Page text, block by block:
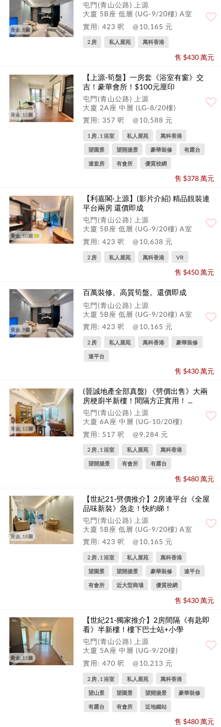
黃金, 8圖
屯門(青山公路) 上源
大廈 5B座 低層 (UG-9/20樓) A室
實用: 423 呎
@10,165 元
2 房 私人屋苑 萬科香港
售 $430 萬元
黃金, 15圖
【上源-筍盤】一房套《浴室有窗》交
吉！豪華會所！$100元厘印
屯門(青山公路) 上源
大廈 2A座 中層 (LG-8/20樓)
實用: 357 呎
@10,588 元
1 房 , 1 浴室 私人屋苑 萬科香港
望園景 望開揚景 豪華裝修 有露台
連套房 有會所 優質校網
售 $378 萬元
黃金, 10圖
【利嘉閣·上源】(影片介紹) 精品靚裝連
平台兩房 還價即成
屯門(青山公路) 上源
大廈 5B座 低層 (UG-9/20樓) A室
實用: 423 呎
@10,638 元
2 房 私人屋苑 萬科香港 VR
售 $450 萬元
黃金, 9圖
百萬裝修。高質筍盤。還價即成
屯門(青山公路) 上源
大廈 5B座 低層 (UG-9/20樓) A室
實用: 423 呎
@10,165 元
2 房 私人屋苑 萬科香港 豪華裝修
連平台
售 $430 萬元
黃金, 12圖
(晉誠地產全部真盤) 《劈價出售》大兩
房梗廚半新樓！間隔方正實用！ ...
屯門(青山公路) 上源
大廈 6A座 中層 (UG-10/20樓)
實用: 517 呎
@9,284 元
2 房 , 1 浴室 私人屋苑 萬科香港
望開揚景 有會所 有露台
售 $480 萬元
黃金, 18圖
【世紀21-劈價推介】2房連平台《全屋
品味新裝》急走！快約睇！
屯門(青山公路) 上源
大廈 5B座 低層 (UG-9/20樓) A室
實用: 423 呎
@10,165 元
2 房 , 1 浴室 私人屋苑 萬科香港
望園景 望開揚景 豪華裝修 連平台
有會所 近大型商場 優質校網
售 $430 萬元
黃金, 15圖
【世紀21-獨家推介】2房間隔《有匙即
看》半新樓！樓下巴士站+小學
屯門(青山公路) 上源
大廈 5A座 中層 (UG-9/20樓)
實用: 470 呎
@10,213 元
2 房 , 1 浴室 私人屋苑 萬科香港
望山景 望園景 望開揚景 豪華裝修
有露台 有會所 近地鐵站
售 $480 萬元